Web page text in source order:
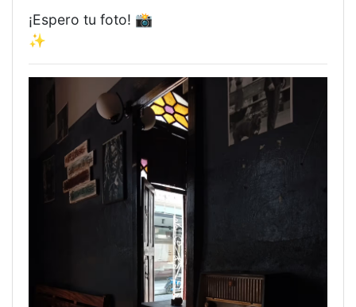
¡Espero tu foto! 📸
✨